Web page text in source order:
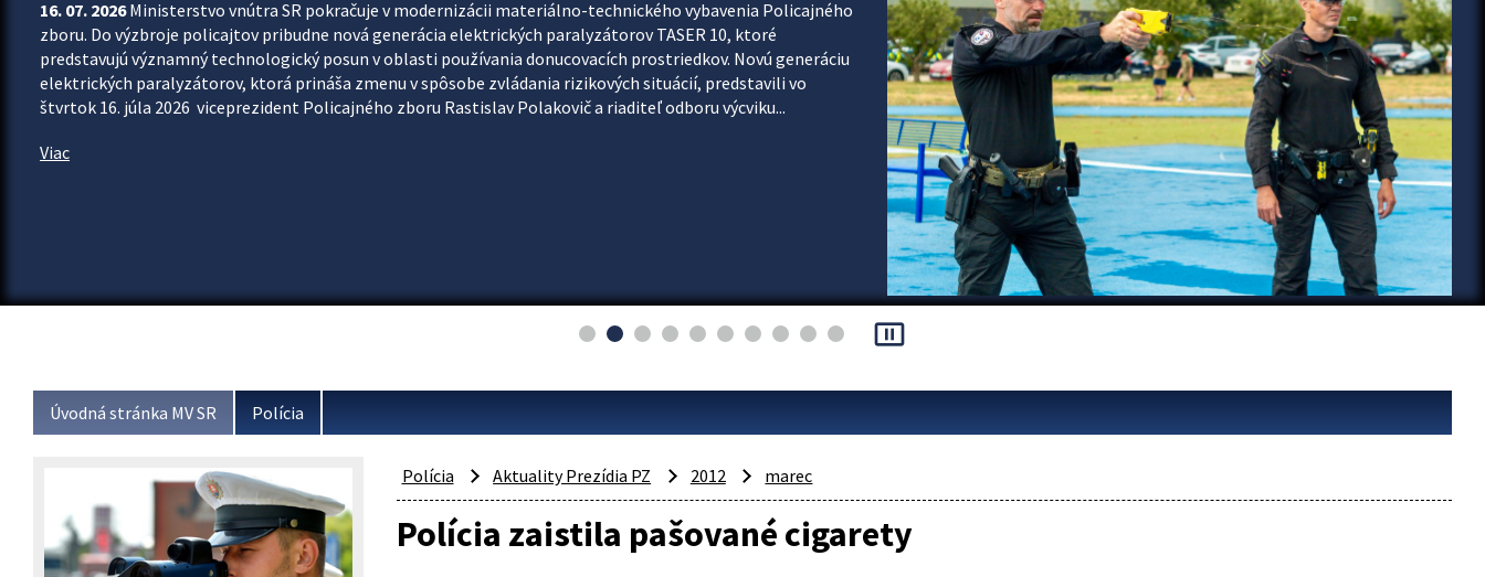
16. 07. 2026Ministerstvo vnútra SR pokračuje v modernizácii materiálno-technického vybavenia Policajného
zboru. Do výzbroje policajtov pribudne nová generácia elektrických paralyzátorov TASER 10, ktoré
predstavujú významný technologický posun v oblasti používania donucovacích prostriedkov. Novú generáciu
elektrických paralyzátorov, ktorá prináša zmenu v spôsobe zvládania rizikových situácií, predstavili vo
štvrtok 16. júla 2026 viceprezident Policajného zboru Rastislav Polakovič a riaditeľ odboru výcviku...
Viac
pause_presentation
Úvodná stránka MV SR Polícia
Polícia Aktuality Prezídia PZ 2012 marec
Polícia zaistila pašované cigarety